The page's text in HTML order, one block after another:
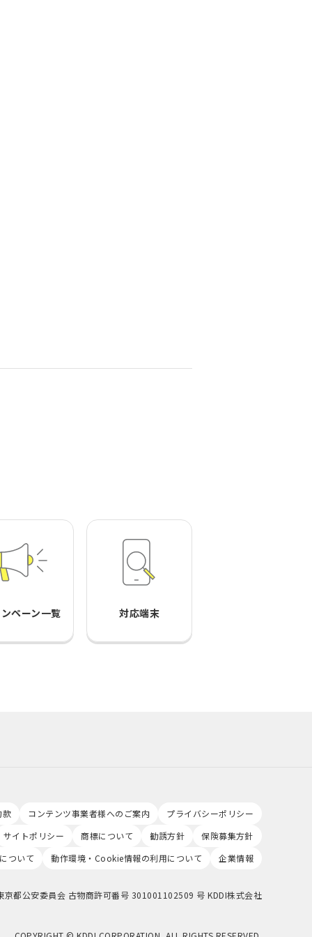
ペーン一覧 対応端末
款 コンテンツ事業者様へのご案内
プライバシーポリシー
サイトポリシー
商標について 勧誘方針
保険募集方針
ついて
動作環境・Cookie情報の利用について 企業情報
京都公安委員会 古物商許可番号 301001102509 号 KDDI株式会社